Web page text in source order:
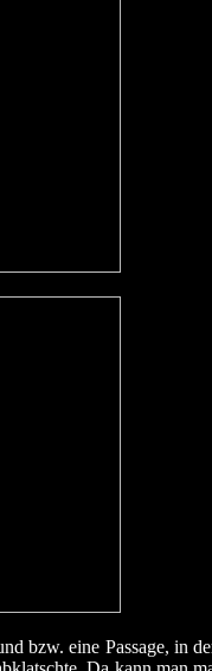
bzw. eine Passage, in